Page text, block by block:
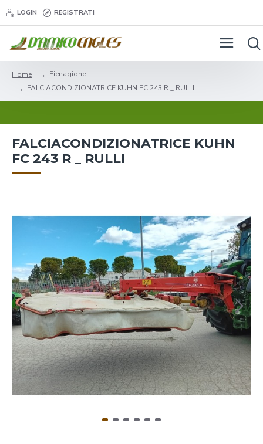
LOGIN REGISTRATI
Home
Fienagione
FALCIACONDIZIONATRICE KUHN FC 243 R _ RULLI
FALCIACONDIZIONATRICE KUHN
FC 243 R _ RULLI